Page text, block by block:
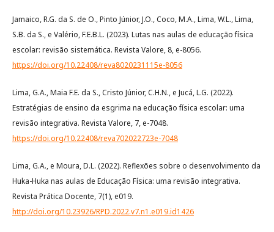
Jamaico, R.G. da S. de O., Pinto Júnior, J.O., Coco, M.A., Lima, W.L., Lima,
S.B. da S., e Valério, F.E.B.L. (2023). Lutas nas aulas de educação física
escolar: revisão sistemática. Revista Valore, 8, e-8056.
https://doi.org/10.22408/reva8020231115e-8056
Lima, G.A., Maia F.E. da S., Cristo Júnior, C.H.N., e Jucá, L.G. (2022).
Estratégias de ensino da esgrima na educação física escolar: uma
revisão integrativa. Revista Valore, 7, e-7048.
https://doi.org/10.22408/reva702022723e-7048
Lima, G.A., e Moura, D.L. (2022). Reflexões sobre o desenvolvimento da
Huka-Huka nas aulas de Educação Física: uma revisão integrativa.
Revista Prática Docente, 7(1), e019.
http://doi.org/10.23926/RPD.2022.v7.n1.e019.id1426